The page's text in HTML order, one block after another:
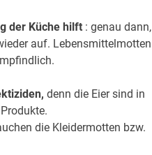
der Küche hilft: genau dann,
auf. Lebensmittelmotten
denn die Eier sind in
die Kleidermotten bzw.